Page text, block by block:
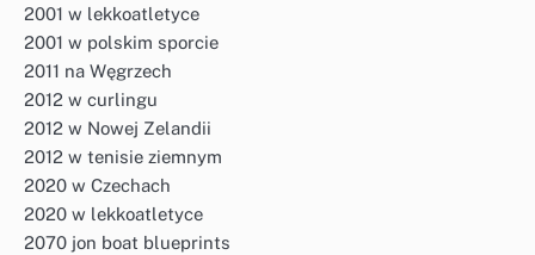
2001 w lekkoatletyce
2001 w polskim sporcie
2011 na Węgrzech
2012 w curlingu
2012 w Nowej Zelandii
2012 w tenisie ziemnym
2020 w Czechach
2020 w lekkoatletyce
2070 jon boat blueprints